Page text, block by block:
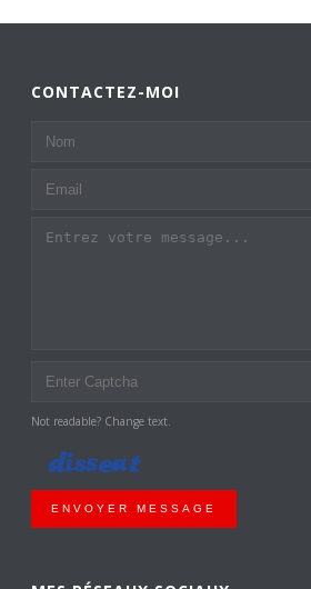
CONTACTEZ-MOI
Not readable? Change text.
ENVOYER MESSAGE